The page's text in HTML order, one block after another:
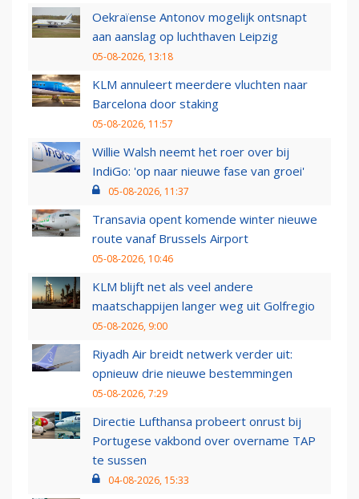
Oekraïense Antonov mogelijk ontsnapt
aan aanslag op luchthaven Leipzig
05-08-2026, 13:18
KLM annuleert meerdere vluchten naar
Barcelona door staking
05-08-2026, 11:57
Willie Walsh neemt het roer over bij
IndiGo: 'op naar nieuwe fase van groei'
05-08-2026, 11:37
Transavia opent komende winter nieuwe
route vanaf Brussels Airport
05-08-2026, 10:46
KLM blijft net als veel andere
maatschappijen langer weg uit Golfregio
05-08-2026, 9:00
Riyadh Air breidt netwerk verder uit:
opnieuw drie nieuwe bestemmingen
05-08-2026, 7:29
Directie Lufthansa probeert onrust bij
Portugese vakbond over overname TAP
te sussen
04-08-2026, 15:33